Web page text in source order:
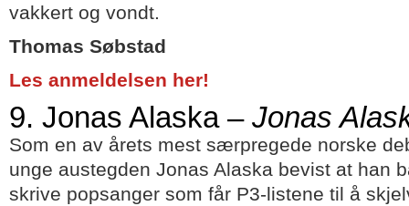
vakkert og vondt.
Thomas Søbstad
Les anmeldelsen her!
9. Jonas Alaska – Jonas
Som en av årets mest særpregede norske
unge austegden Jonas Alaska bevist at han
skrive popsanger som får P3-listene til å